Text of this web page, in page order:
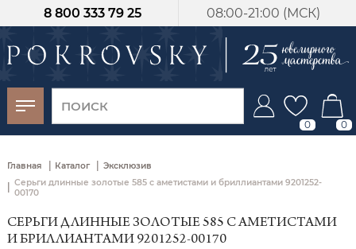
08:00-21:00 (МСК)
8 800 333 79 25
0 0
Главная | Каталог | Эксклюзив
Серьги длинные золотые 585 с аметистами и бриллиантами 9201252-
00170
СЕРЬГИ ДЛИННЫЕ ЗОЛОТЫЕ 585 С АМЕТИСТАМИ
И БРИЛЛИАНТАМИ 9201252-00170
-30%
от 15 дней с
момента оплаты